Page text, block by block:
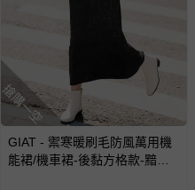
搶購一空
GIAT - 禦寒暖刷毛防風萬用機
能裙/機車裙-後黏方格款-黯夜